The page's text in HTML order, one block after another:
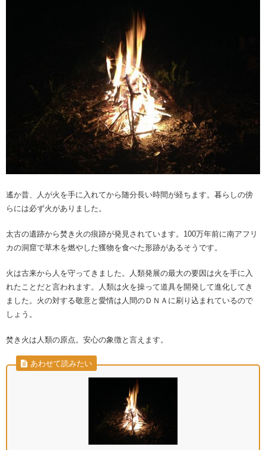
遙か昔、人が火を手に入れてから随分長い時間が経ちます。暮らしの傍
らには必ず火がありました。
太古の遺跡から焚き火の痕跡が発見されています。100万年前に南アフリ
カの洞窟で草木を燃やした獲物を食べた形跡があるそうです。
火は古来から人を守ってきました。人類発展の最大の要因は火を手に入
れたことだと言われます。人類は火を操って道具を開発して進化してき
ました。火の対する敬意と愛情は人間のＤＮＡに刷り込まれているので
しょう。
焚き火は人類の原点。安心の象徴と言えます。
あわせて読みたい